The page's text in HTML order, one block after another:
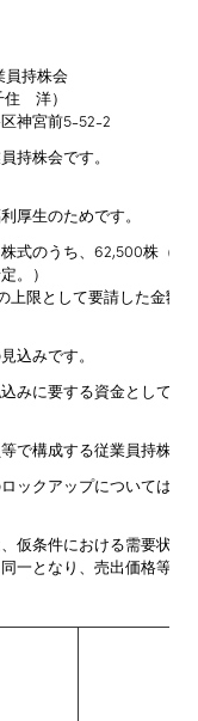
員持株会
住 洋）
神宮前5-52-2
持株会です。
厚生のためです。
式のうち、62,500株（※
。）
上限として要請した金額
込みです。
みに要する資金として、
で構成する従業員持株会
ックアップについては、
仮条件における需要状況
一となり、売出価格等決